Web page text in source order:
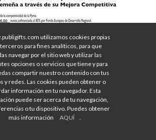
utilizamos cookies propias
para fines analíticos, para que
navegar por el sitio web y utilizar las
opciones o servicios que tiene y para
compartir nuestro contenido con tus
y redes. Las cookies pueden obtener o
información en tu navegador. Esta
puede ser acerca de tu navegación,
o tu dispositivo. Puedes obtener
más información
AQUÍ .